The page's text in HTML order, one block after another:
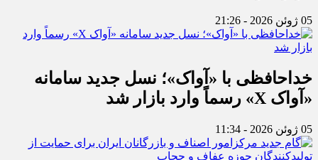
05 ژوئن 2026 - 21:26
خداحافظی با «آواک»؛ نسل جدید سامانه
«آواک X» رسماً وارد بازار شد
05 ژوئن 2026 - 11:34